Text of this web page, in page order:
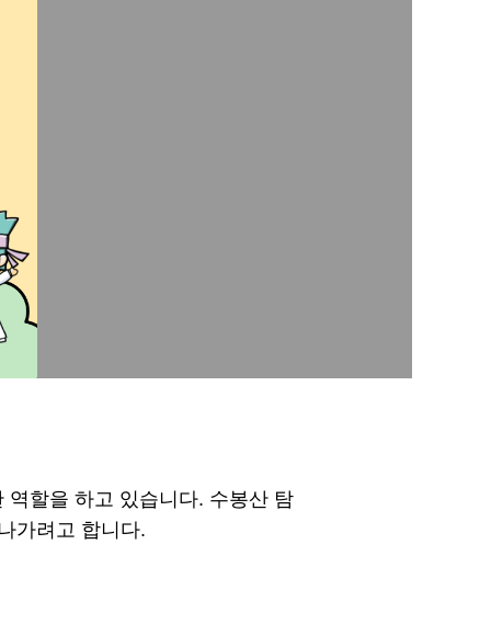
할을 하고 있습니다. 수봉산 탐
가려고 합니다.